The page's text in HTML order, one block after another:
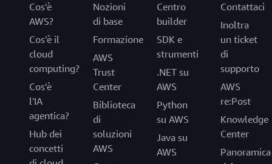
Cos'è
AWS?
Cos'è il
cloud
computing?
Cos'è
l'IA
agentica?
Hub dei
concetti
Nozioni
di base
Formazione
AWS
Trust
Center
Biblioteca
di
soluzioni
AWS
Centro
builder
SDK e
strumenti
.NET su
AWS
Python
su AWS
Java su
AWS
Contattaci
Inoltra
un ticket
di
supporto
AWS
re:Post
Knowledge
Center
Panoramica